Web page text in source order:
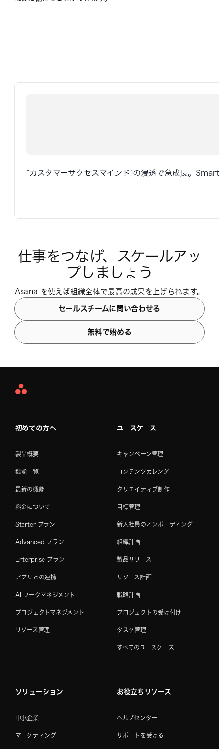
”カスタマーサクセスマインド”の浸透で急成長。
仕事をつなげ、スケールアッ
プしましょう
Asana を使えば組織全体で最高の成果を上げられます。
セールスチームに問い合わせる
無料で始める
Asana
初めての方へ
製品概要
機能一覧
最新の機能
料金について
Starter プラン
Advanced プラン
Enterprise プラン
アプリとの連携
AI ワークマネジメント
プロジェクトマネジメント
リソース管理
ユースケース
キャンペーン管理
コンテンツカレンダー
クリエイティブ制作
目標管理
新入社員のオンボーディング
組織計画
製品リリース
リソース計画
戦略計画
プロジェクトの受け付け
タスク管理
すべてのユースケース
ソリューション
中小企業
マーケティング
お役立ちリソース
ヘルプセンター
サポートを受ける